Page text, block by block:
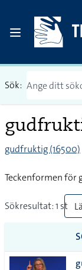
Sök:
gudfruktig (16500)
Teckenformen för
Sökresultat: 1 st